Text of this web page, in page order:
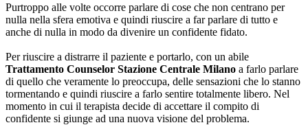
Purtroppo alle volte occorre parlare di cose che non centrano per
nulla nella sfera emotiva e quindi riuscire a far parlare di tutto e
anche di nulla in modo da divenire un confidente fidato.
Per riuscire a distrarre il paziente e portarlo, con un abile
Trattamento Counselor Stazione Centrale Milano a farlo parlare
di quello che veramente lo preoccupa, delle sensazioni che lo stanno
tormentando e quindi riuscire a farlo sentire totalmente libero. Nel
momento in cui il terapista decide di accettare il compito di
confidente si giunge ad una nuova visione del problema.